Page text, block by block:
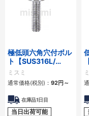
極低頭六角穴付ボル
ト【SUS316L/
SUSXM7/
SCM435】
ミスミ
通常価格(税別)： 92円～
在庫品1日目
当日出荷可能